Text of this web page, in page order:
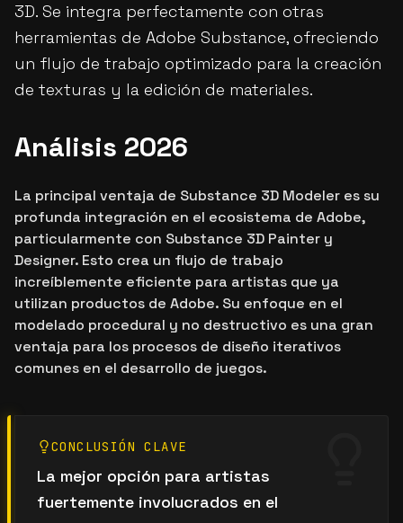
3D. Se integra perfectamente con otras
herramientas de Adobe Substance, ofreciendo
un flujo de trabajo optimizado para la creación
de texturas y la edición de materiales.
Análisis 2026
La principal ventaja de Substance 3D Modeler es su
profunda integración en el ecosistema de Adobe,
particularmente con Substance 3D Painter y
Designer. Esto crea un flujo de trabajo
increíblemente eficiente para artistas que ya
utilizan productos de Adobe. Su enfoque en el
modelado procedural y no destructivo es una gran
ventaja para los procesos de diseño iterativos
comunes en el desarrollo de juegos.
CONCLUSIÓN CLAVE
La mejor opción para artistas
fuertemente involucrados en el